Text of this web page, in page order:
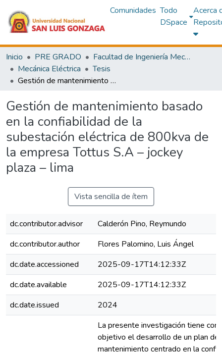
Comunidades Todo
DSpace
Acerca
Inicio PRE GRADO
Facultad de Ingeniería Mecánica Eléctrica y Electrónica
Mecánica Eléctrica
Tesis
Gestión de mantenimiento basado en la confiabilidad de la subestación eléctrica de 800kva de la empresa Tottus S.A – jockey plaza – lima
Gestión de mantenimiento basado
en la confiabilidad de la
subestación eléctrica de 800kva de
la empresa Tottus S.A – jockey
plaza – lima
Vista sencilla de ítem
dc.contributor.advisor
Calderón Pino, Reymundo
dc.contributor.author
Flores Palomino, Luis Ángel
dc.date.accessioned
2025-09-17T14:12:33Z
dc.date.available
2025-09-17T14:12:33Z
dc.date.issued
2024
La presente investigación tiene
objetivo el desarrollo de un plan de
mantenimiento centrado en la